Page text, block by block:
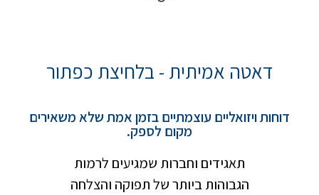
דאטה אמיתית - בלחיצת כפתור
דוחות ויזואליים עוצמתיים בזמן אמת שלא משאירים
מקום לספק.
תאגידים וחברות שמגיעים לרמות
הגבוהות ביותר של תפוקה והצלחה